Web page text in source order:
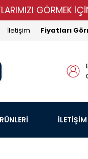
GÖRMEK İÇİN
Fiyatları
İletişim
İLETİŞİM